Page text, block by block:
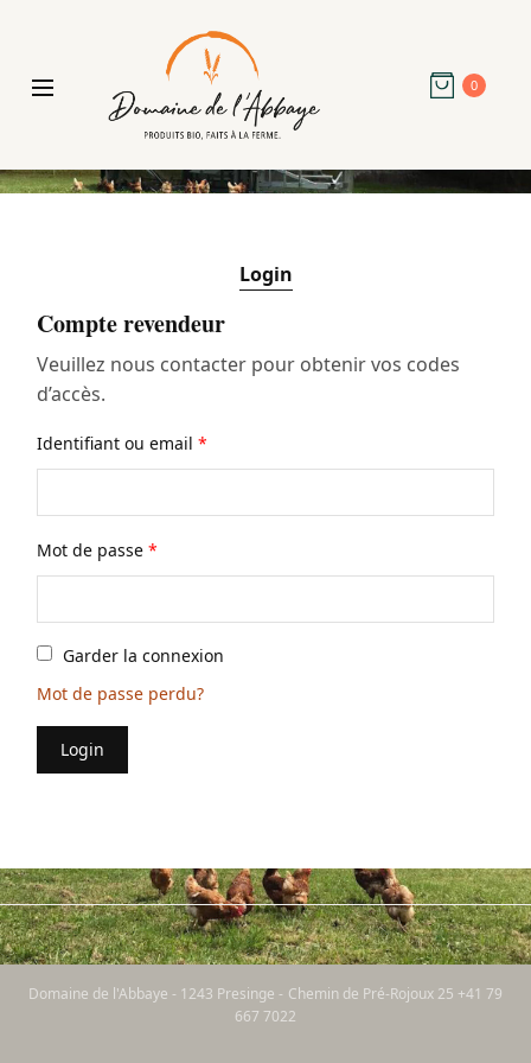
0
Login
Compte revendeur
Veuillez nous contacter pour obtenir vos codes
d’accès.
Identifiant ou email*
Mot de passe*
Garder la connexion
Mot de passe perdu?
Login
Domaine de l'Abbaye - 1243 Presinge - Chemin de Pré-Rojoux 25 +41 79
667 7022